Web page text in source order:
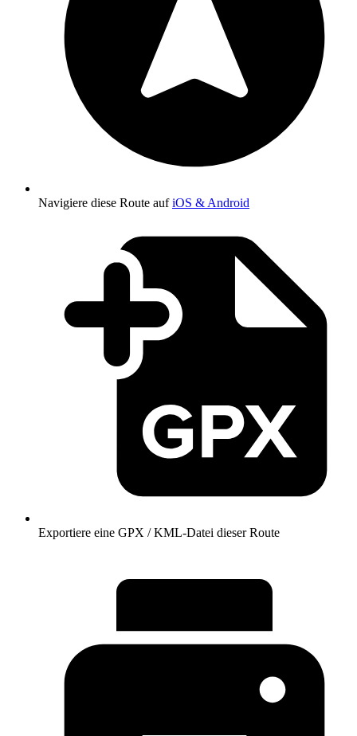
Navigiere diese Route aufiOS & Android
Exportiere eine GPX / KML-Datei dieser Route